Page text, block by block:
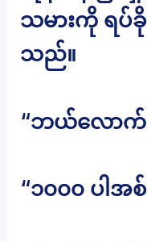
သမားကို ရပ်
သည်။
“ဘယ်လော
“၁၀၀၀ ပါအ